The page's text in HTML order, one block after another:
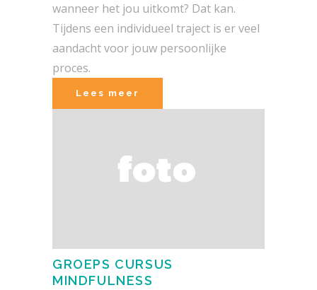
wanneer het jou uitkomt? Dat kan.
Tijdens een individueel traject is er veel
aandacht voor jouw persoonlijke
proces.
Lees meer
GROEPS CURSUS
MINDFULNESS